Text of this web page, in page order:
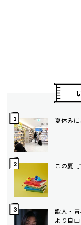
夏休み
この夏
歌人・
より自由